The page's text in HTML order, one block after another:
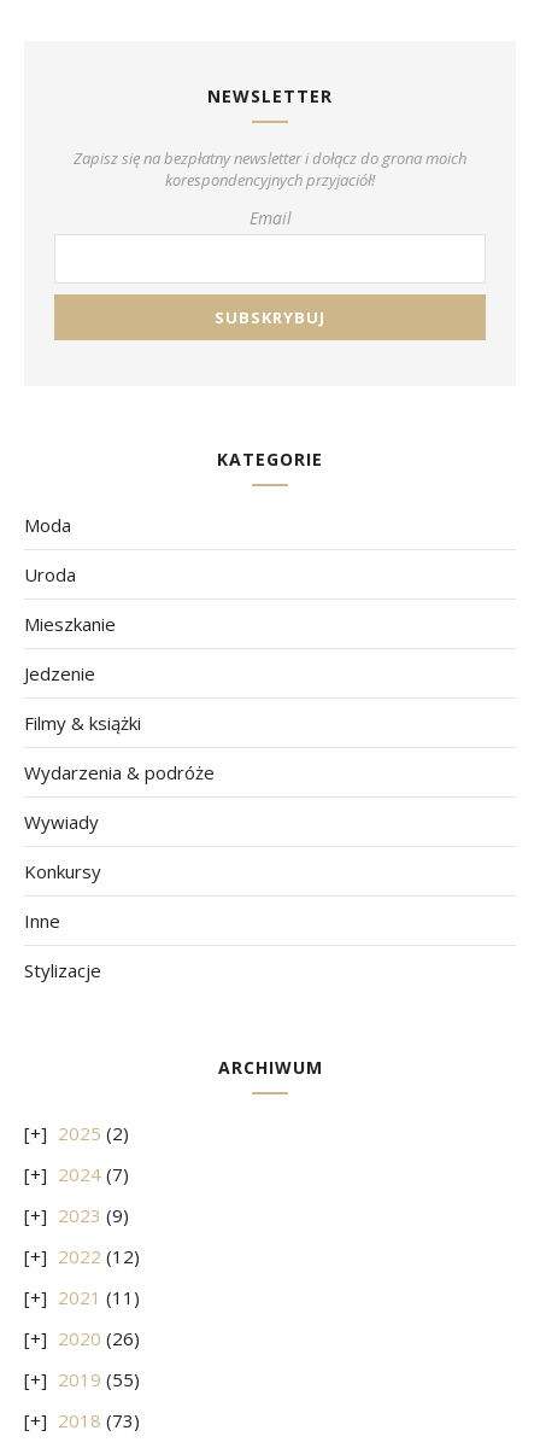
NEWSLETTER
Zapisz się na bezpłatny newsletter i dołącz do grona moich
korespondencyjnych przyjaciół!
Email
KATEGORIE
Moda
Uroda
Mieszkanie
Jedzenie
Filmy & książki
Wydarzenia & podróże
Wywiady
Konkursy
Inne
Stylizacje
ARCHIWUM
2025 (2)
2024 (7)
2023 (9)
2022 (12)
2021 (11)
2020 (26)
2019 (55)
2018 (73)